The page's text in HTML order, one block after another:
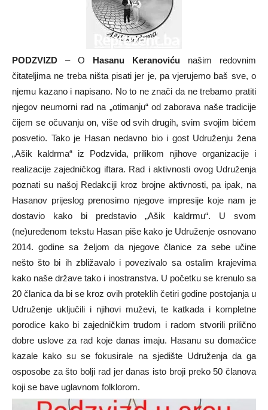
PODZVIZD – O Hasanu Keranoviću našim redovnim
čitateljima ne treba ništa pisati jer je, pa vjerujemo baš sve, o
njemu kazano i napisano. No to ne znači da ne trebamo pratiti
njegov neumorni rad na „otimanju“ od zaborava naše tradicije
čijem se očuvanju on, više od svih drugih, svim svojim bićem
posvetio. Tako je Hasan nedavno bio i gost Udruženju žena
„Ašik kaldrma“ iz Podzvida, prilikom njihove organizacije i
realizacije zajedničkog iftara. Rad i aktivnosti ovog Udruženja
poznati su našoj Redakciji kroz brojne aktivnosti, pa ipak, na
Hasanov prijeslog prenosimo njegove impresije koje nam je
dostavio kako bi predstavio „Ašik kaldrmu“. U svom
(ne)uređenom tekstu Hasan piše kako je Udruženje osnovano
2014. godine sa željom da njegove članice za sebe učine
nešto što bi ih zbližavalo i povezivalo sa ostalim krajevima
kako naše države tako i inostranstva. U početku se krenulo sa
20 članica da bi se kroz ovih proteklih četiri godine postojanja u
Udruženje uključili i njihovi muževi, te katkada i kompletne
porodice kako bi zajedničkim trudom i radom stvorili prilično
dobre uslove za rad koje danas imaju. Hasanu su domaćice
kazale kako su se fokusirale na sjedište Udruženja da ga
osposobe za što bolji rad jer danas isto broji preko 50 članova
koji se bave uglavnom folklorom.